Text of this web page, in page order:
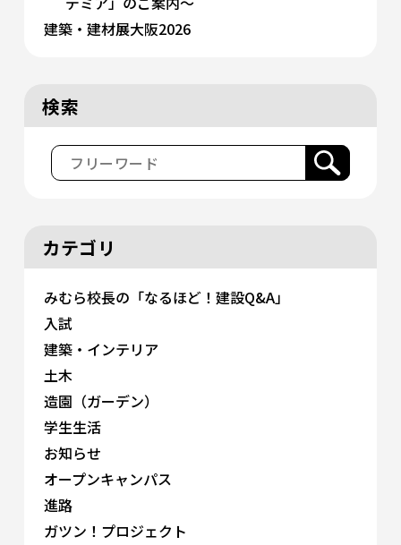
建築・建材展大阪2026
検索
カテゴリ
みむら校長の「なるほど！建設Q&A」
入試
建築・インテリア
土木
造園（ガーデン）
学生生活
お知らせ
オープンキャンパス
進路
ガツン！プロジェクト